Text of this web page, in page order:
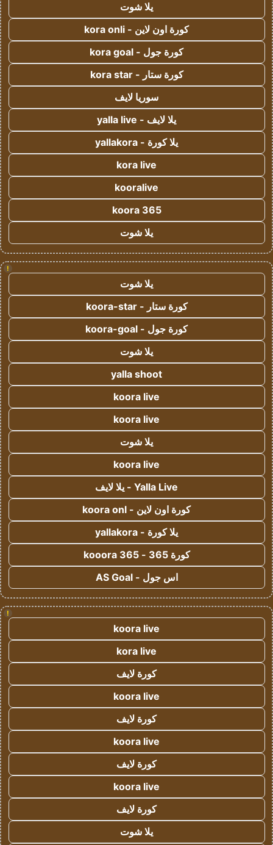
يلا شوت
كورة اون لاين - kora onli
كورة جول - kora goal
كورة ستار - kora star
سوريا لايف
يلا لايف - yalla live
يلا كورة - yallakora
kora live
kooralive
koora 365
يلا شوت
!
يلا شوت
كورة ستار - koora-star
كورة جول - koora-goal
يلا شوت
yalla shoot
koora live
koora live
يلا شوت
koora live
Yalla Live - يلا لايف
كورة اون لاين - koora onl
يلا كورة - yallakora
كورة 365 - kooora 365
اس جول - AS Goal
!
koora live
kora live
كورة لايف
koora live
كورة لايف
koora live
كورة لايف
koora live
كورة لايف
يلا شوت